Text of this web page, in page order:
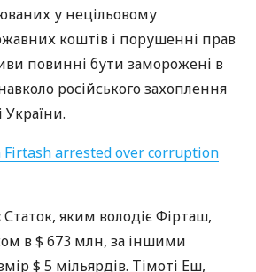
у нецільовому
коштів і порушенні прав
повинні бути заморожені в
російського захоплення
України.
Firtash arrested over corruption
Статок, яким володіє Фірташ,
в $ 673 млн, за іншими
$ 5 мільярдів. Тімоті Еш,